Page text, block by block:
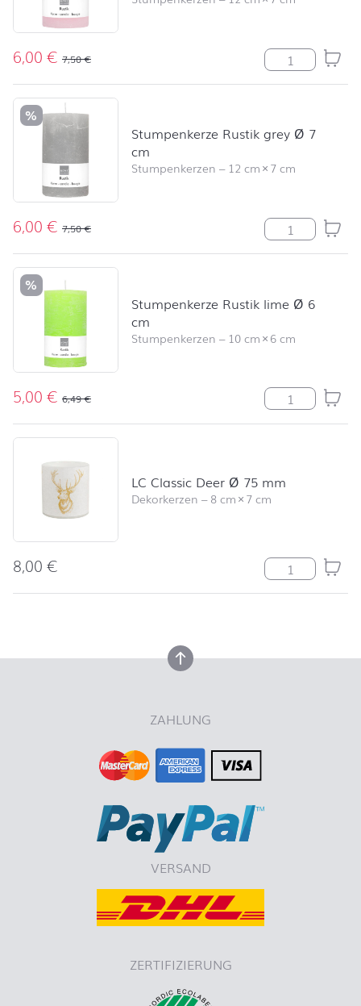
6,00€ 7,50€ Stumpenkerze
%
Stumpenkerze Rustik grey Ø 7
cm
Stumpenkerzen – 12 cm×7 cm
6,00€ 7,50€ Stumpenkerze
%
Stumpenkerze Rustik lime Ø 6
cm
Stumpenkerzen – 10 cm×6 cm
5,00€ 6,49€ Stumpenkerze
LC Classic Deer Ø 75 mm
Dekorkerzen –8 cm×7 cm
8,00€ LC Classic
nach oben
ZAHLUNG
VERSAND
ZERTIFIZIERUNG